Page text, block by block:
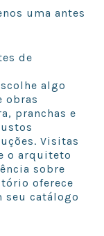
uma antes
de
algo
obras
pranchas e
Visitas
o arquiteto
sobre
oferece
seu catálogo